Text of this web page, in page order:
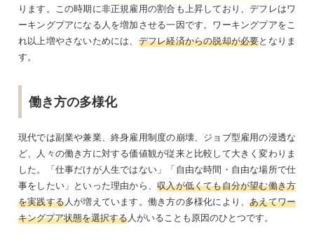
ります。この時期に非正規雇用の割合も上昇しており、デフレはワ
ーキングプアになる人を増加させる一因です。ワーキングプアをこ
れ以上増やさないためには、 デフレ経済からの脱却が必要となりま
す。
働き方の多様化
現代では副業や兼業、終身雇用制度の崩壊、ジョブ型雇用の浸透な
ど、人々の働き方に対する価値観が従来と比較して大きく変わりま
した。「仕事だけが人生ではない」「自由な時間・自由な場所で仕
事をしたい」といった理由から、収入が低くても自分が望む働き方
を実践する人が増えています。働き方の多様化により、あえてワー
キングプア状態を選択する人がいることも原因のひとつです。